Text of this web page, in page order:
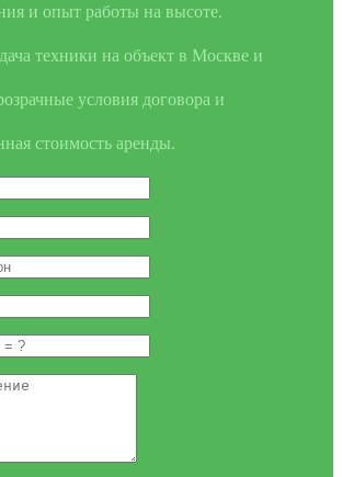
и опыт работы на высоте.
техники на объект в Москве и
условия договора и
стоимость аренды.